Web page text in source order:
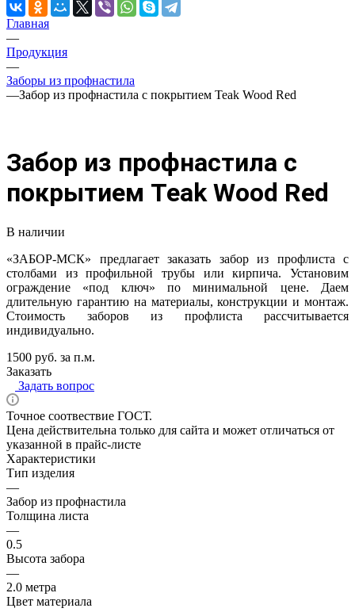
Главная
—
Продукция
—
Заборы из профнастила
—Забор из профнастила с покрытием Teak Wood Red
Забор из профнастила с
покрытием Teak Wood Red
В наличии
«ЗАБОР-МСК» предлагает заказать забор из профлиста с
столбами из профильной трубы или кирпича. Установим
ограждение «под ключ» по минимальной цене. Даем
длительную гарантию на материалы, конструкции и монтаж.
Стоимость заборов из профлиста рассчитывается
индивидуально.
1500 руб. за п.м.
Заказать
Задать вопрос
Точное соотвествие ГОСТ.
Цена действительна только для сайта и может отличаться от
указанной в прайс-листе
Характеристики
Тип изделия
—
Забор из профнастила
Толщина листа
—
0.5
Высота забора
—
2.0 метра
Цвет материала